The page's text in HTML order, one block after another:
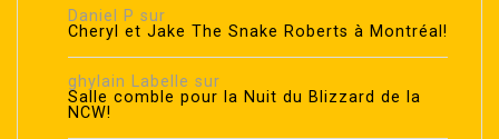
Daniel P sur
Cheryl et Jake The Snake Roberts à Montréal!
ghylain Labelle sur
Salle comble pour la Nuit du Blizzard de la
NCW!